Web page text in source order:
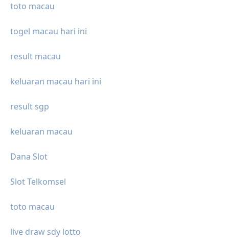
toto macau
togel macau hari ini
result macau
keluaran macau hari ini
result sgp
keluaran macau
Dana Slot
Slot Telkomsel
toto macau
live draw sdy lotto